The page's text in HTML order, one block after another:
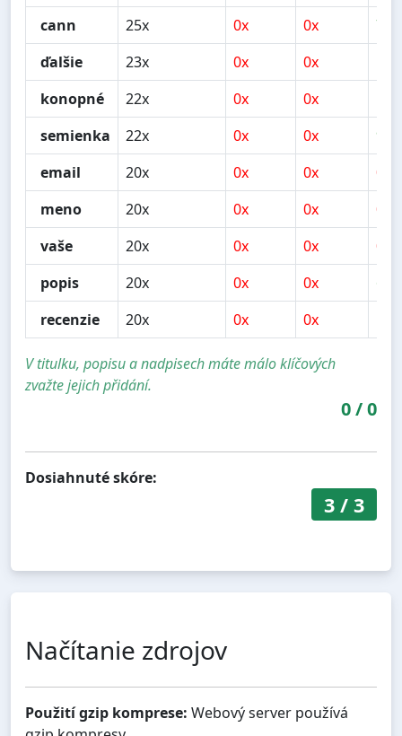
cann
25x 0x 0x
7x
ďalšie
23x 0x 0x
konopné
22x 0x 0x
semienka
22x 0x 0x
9x
email
20x 0x 0x
0x
meno
20x 0x 0x
0x
vaše
20x 0x 0x
0x
popis
20x 0x 0x
recenzie
20x 0x 0x
V titulku, popisu a nadpisech máte málo klíčových
zvažte jejich přidání.
0/0
Dosiahnuté skóre:
3/ 3
Načítanie zdrojov
Použití gzip komprese: Webový server používá